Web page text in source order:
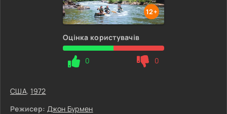
12+
Оцінка користувачів
0 0
США,1972
Режисер: Джон Бурмен